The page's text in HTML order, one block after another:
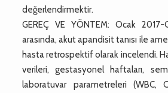
değerlendirmektir.
GEREÇ VE YÖNTEM: Ocak
arasında, akut apandisit tanısı ile
hasta retrospektif olarak incelendi.
verileri, gestasyonel haftaları,
laboratuvar parametreleri (WBC,